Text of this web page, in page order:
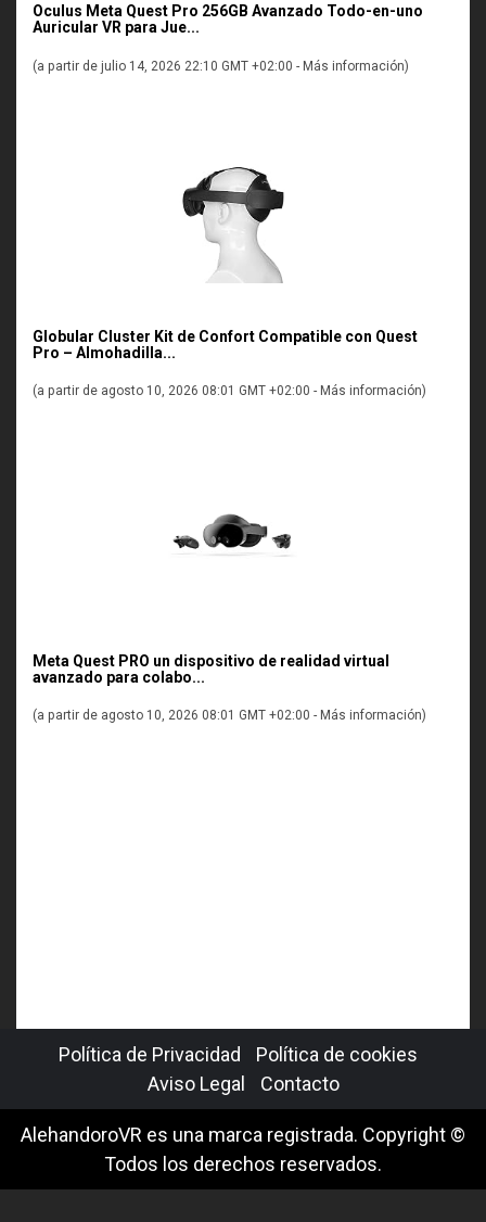
Oculus Meta Quest Pro 256GB Avanzado Todo-en-uno
Auricular VR para Jue...
(a partir de julio 14, 2026 22:10 GMT +02:00 - Más información)
Globular Cluster Kit de Confort Compatible con Quest
Pro – Almohadilla...
(a partir de agosto 10, 2026 08:01 GMT +02:00 - Más información)
Meta Quest PRO un dispositivo de realidad virtual
avanzado para colabo...
(a partir de agosto 10, 2026 08:01 GMT +02:00 - Más información)
Política de Privacidad
Política de cookies
Aviso Legal
Contacto
AlehandoroVR es una marca registrada. Copyright ©
Todos los derechos reservados.